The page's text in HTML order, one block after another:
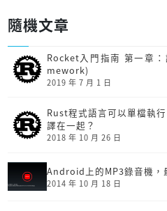
隨機文章
Rocket入門指南 第一章
mework)
2019 年 7 月 1 日
Rust程式語言可以單檔執
譯在一起？
2018 年 10 月 26 日
Android上的MP3錄音機，
2014 年 10 月 18 日